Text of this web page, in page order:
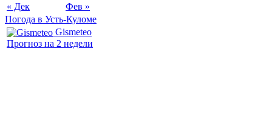
« Дек Фев »
Погода в Усть-Куломе
Gismeteo
Прогноз на 2 недели